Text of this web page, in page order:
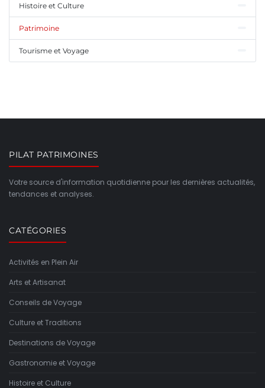
Histoire et Culture
Patrimoine
Tourisme et Voyage
PILAT PATRIMOINES
Votre source d'information quotidienne pour les dernières actualités,
tendances et analyses.
CATÉGORIES
Activités en Plein Air
Arts et Artisanat
Conseils de Voyage
Culture et Traditions
Destinations de Voyage
Gastronomie et Voyage
Histoire et Culture